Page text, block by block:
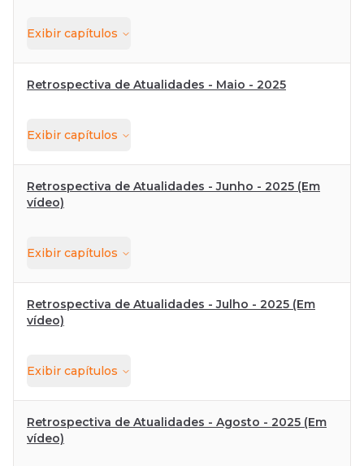
Exibir capítulos
Retrospectiva de Atualidades - Maio - 2025
Exibir capítulos
Retrospectiva de Atualidades - Junho - 2025 (Em
vídeo)
Exibir capítulos
Retrospectiva de Atualidades - Julho - 2025 (Em
vídeo)
Exibir capítulos
Retrospectiva de Atualidades - Agosto - 2025 (Em
vídeo)